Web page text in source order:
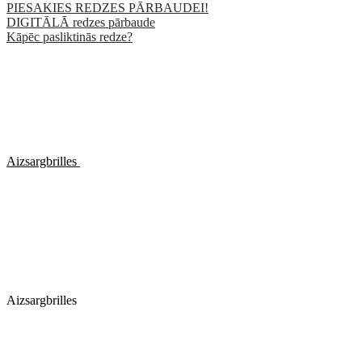
PIESAKIES REDZES PĀRBAUDEI!
DIGITĀLĀ redzes pārbaude
Kāpēc pasliktinās redze?
Aizsargbrilles
Aizsargbrilles